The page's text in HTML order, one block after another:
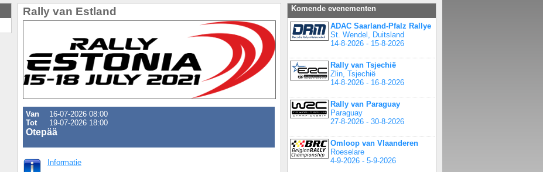
Rally van Estland
Van
16-07-2026 08:00
Tot
19-07-2026 18:00
Otepää
Informatie
Komende evenementen
ADAC Saarland-Pfalz Rallye
St. Wendel, Duitsland
14-8-2026 - 15-8-2026
Rally van Tsjechië
Zlin, Tsjechië
14-8-2026 - 16-8-2026
Rally van Paraguay
Paraguay
27-8-2026 - 30-8-2026
Omloop van Vlaanderen
Roeselare
4-9-2026 - 5-9-2026